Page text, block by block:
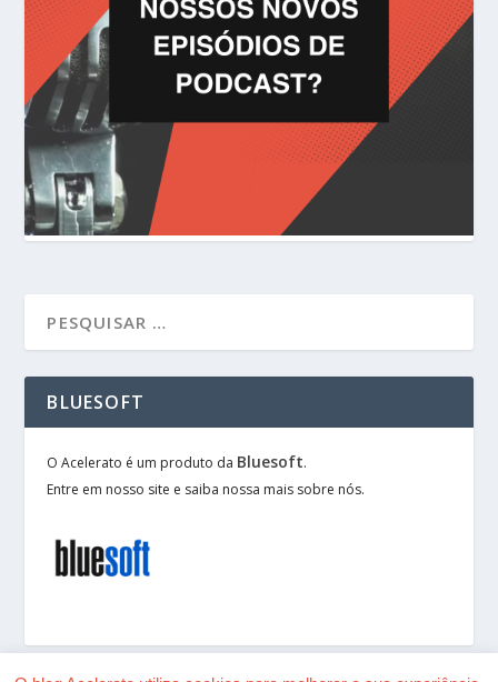
BLUESOFT
O Acelerato é um produto da Bluesoft.
Entre em nosso site e saiba nossa mais sobre nós.